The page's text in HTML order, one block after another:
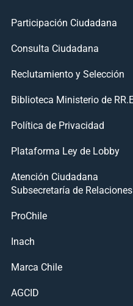
Participación Ciudadana
Consulta Ciudadana
Reclutamiento y Selección
Biblioteca Ministerio de
Política de Privacidad
Plataforma Ley de Lobby
Atención Ciudadana
Subsecretaría de
ProChile
Inach
Marca Chile
AGCID